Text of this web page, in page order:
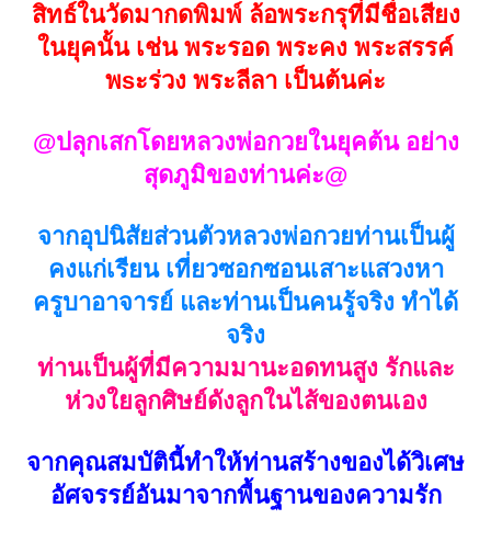
สิทธ์ในวัดมากดพิมพ์ ล้อพระกรุที่มีชื่อเสียง
ในยุคนั้น เช่น พระรอด พระคง พระสรรค์
พsะร่วง พระลีลา เป็นต้นค่ะ
@ปลุกเสกโดยหลวงพ่อกวยในยุคต้น อย่าง
สุดภูมิของท่านค่ะ@
จากอุปนิสัยส่วนตัวหลวงพ่อกวยท่านเป็นผู้
คงแก่เรียน เที่ยวซอกซอนเสาะแสวงหา
ครูบาอาจารย์ และท่านเป็นคนรู้จริง ทำได้
จริง
ท่านเป็นผู้ที่มีความมานะอดทนสูง รักและ
ห่วงใยลูกศิษย์ดังลูกในไส้ของตนเอง
จากคุณสมบัตินี้ทำให้ท่านสร้างของได้วิเศษ
อัศจรรย์อันมาจากพื้นฐานของความรัก